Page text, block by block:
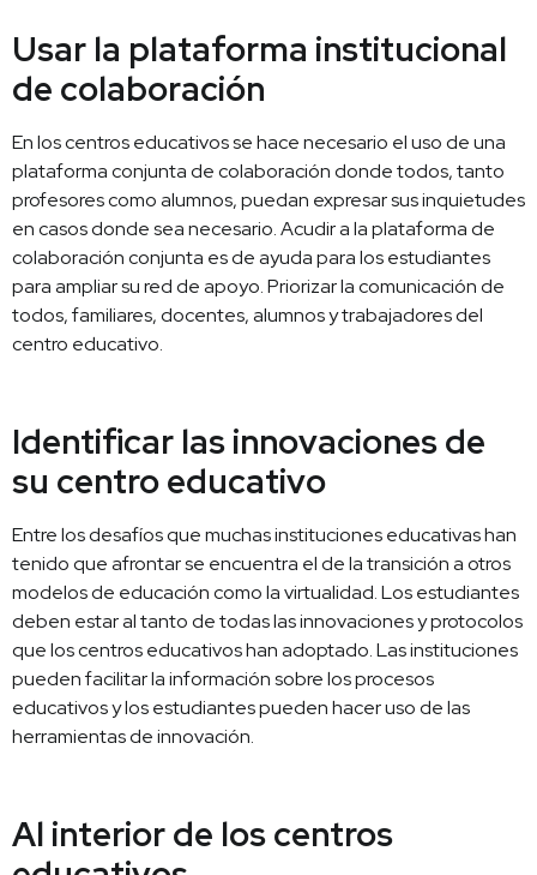
Usar la plataforma institucional
de colaboración
En los centros educativos se hace necesario el uso de una
plataforma conjunta de colaboración donde todos, tanto
profesores como alumnos, puedan expresar sus inquietudes
en casos donde sea necesario. Acudir a la plataforma de
colaboración conjunta es de ayuda para los estudiantes
para ampliar su red de apoyo. Priorizar la comunicación de
todos, familiares, docentes, alumnos y trabajadores del
centro educativo.
Identificar las innovaciones de
su centro educativo
Entre los desafíos que muchas instituciones educativas han
tenido que afrontar se encuentra el de la transición a otros
modelos de educación como la virtualidad. Los estudiantes
deben estar al tanto de todas las innovaciones y protocolos
que los centros educativos han adoptado. Las instituciones
pueden facilitar la información sobre los procesos
educativos y los estudiantes pueden hacer uso de las
herramientas de innovación.
Al interior de los centros